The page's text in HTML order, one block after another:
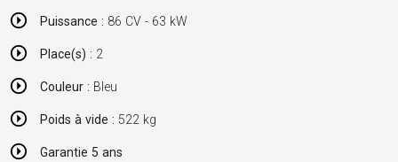
Puissance : 86 CV - 63 kW
Place(s) : 2
Couleur : Bleu
Poids à vide : 522 kg
Garantie 5 ans